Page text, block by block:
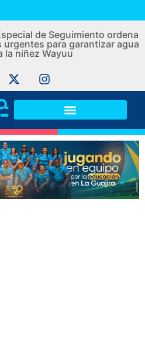
de Seguimiento ordena
urgentes para garantizar agua
la niñez Wayuu